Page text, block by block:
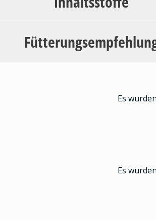
Es
Es